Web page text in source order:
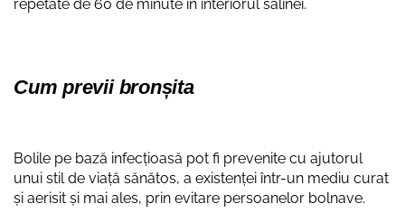
repetate de 60 de minute în interiorul salinei.
Cum previi bronșita
Bolile pe bază infecțioasă pot fi prevenite cu ajutorul
unui stil de viață sănătos, a existenței într-un mediu curat
și aerisit și mai ales, prin evitare persoanelor bolnave.